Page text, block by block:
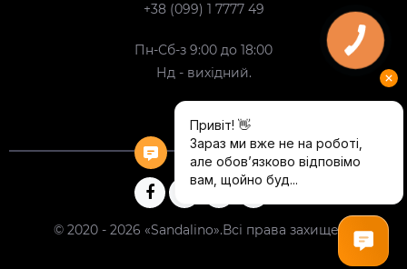
+38 (099) 1 7777 49
Пн-Сб-з 9:00 до 18:00
Нд - вихідний.
© 2020 - 2026 «Sandalino».Всі права захищені.